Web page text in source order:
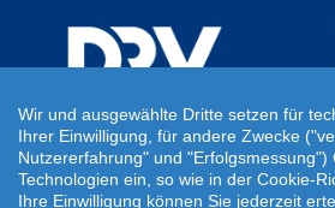
Ihre Individuelle
Auf Ihre ganz persönlichen
Wir und ausgewählte Dritte setzen für
Ihrer Einwilligung, für andere Zwecke
Nutzererfahrung" und "Erfolgsmessung")
Technologien ein, so wie in der Cookie-
Ihre Einwilligung können Sie jederzeit